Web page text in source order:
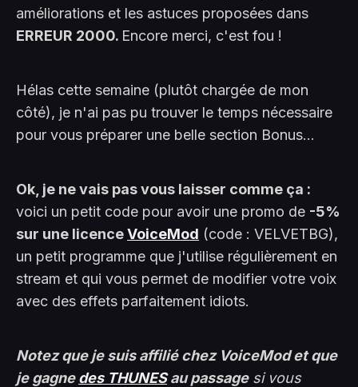
améliorations et les astuces proposées dans
ERREUR 2000. Encore merci, c'est fou !
Hélas cette semaine (plutôt chargée de mon
côté), je n'ai pas pu trouver le temps nécessaire
pour vous préparer une belle section Bonus...
Ok, je ne vais pas vous laisser comme ça :
voici un petit code pour avoir une promo de -5%
sur une licenceVoiceMod (code : VELVETBG),
un petit programme que j'utilise régulièrement en
stream et qui vous permet de modifier votre voix
avec des effets parfaitement idiots.
Notez que je suis affilié chez VoiceMod et que
je gagnedes THUNESau passagesi vous